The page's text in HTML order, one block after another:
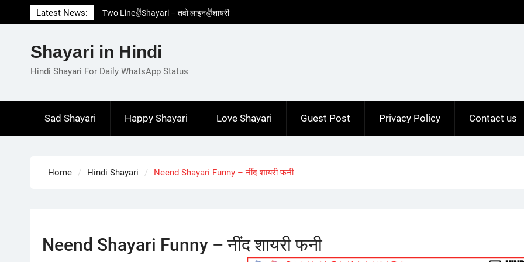
to
Latest News:
Two Line✌️Shayari – तवो लाइन✌️शायरी
Love😓Lines In Hindi – लव😓लाइन्स इन हिंदी
Love🥳Poetry In Hindi – लव🥳पोएट्री इन हिंदी
1 Line☝️Shayari In Hindi – १ लाइन☝️शायरी इन
Shayari in Hindi
Hindi Shayari For Daily WhatsApp Status
Sad Shayari Happy Shayari Love Shayari Guest Post Privacy Policy Contact us
Home Hindi Shayari Neend Shayari Funny – नींद शायरी फनी
Neend Shayari Funny – नींद शायरी फनी